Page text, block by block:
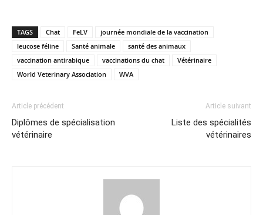
TAGS Chat FeLV
journée mondiale de la vaccination
leucose féline
Santé animale
santé des animaux
vaccination antirabique
vaccinations du chat
Vétérinaire
World Veterinary Association
WVA
Article précédent
Diplômes de spécialisation
vétérinaire
Article suivant
Liste des spécialités
vétérinaires